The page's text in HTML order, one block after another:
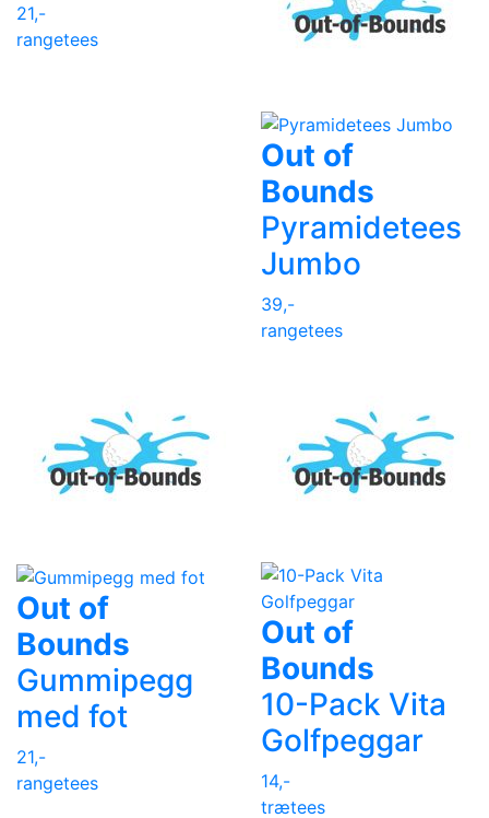
21,-
rangetees
Out of
Bounds
Pyramidetees
Jumbo
39,-
rangetees
Out of
Bounds
Gummipegg
med fot
21,-
rangetees
Out of
Bounds
10-Pack Vita
Golfpeggar
14,-
trætees